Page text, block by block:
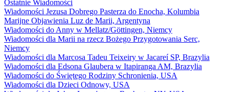
Ostatnie Wiadomości
Wiadomości Jezusa Dobrego Pasterza do Enocha, Kolumbia
Marijne Objawienia Luz de Marii, Argentyna
Wiadomości do Anny w Mellatz/Göttingen, Niemcy
Wiadomości dla Marii na rzecz Bożego Przygotowania Serc,
Niemcy
Wiadomości dla Marcosa Tadeu Teixeiry w Jacareí SP, Brazylia
Wiadomości dla Edsona Glaubera w Itapiranga AM, Brazylia
Wiadomości do Świętego Rodziny Schronienia, USA
Wiadomości dla Dzieci Odnowy, USA